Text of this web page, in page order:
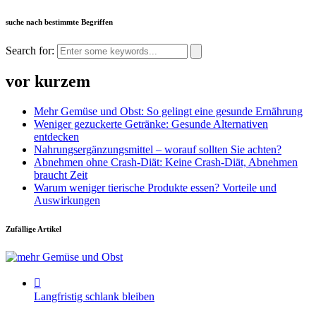
suche nach bestimmte Begriffen
Search for:
vor kurzem
Mehr Gemüse und Obst: So gelingt eine gesunde Ernährung
Weniger gezuckerte Getränke: Gesunde Alternativen
entdecken
Nahrungsergänzungsmittel – worauf sollten Sie achten?
Abnehmen ohne Crash-Diät: Keine Crash-Diät, Abnehmen
braucht Zeit
Warum weniger tierische Produkte essen? Vorteile und
Auswirkungen
Zufällige Artikel
Langfristig schlank bleiben